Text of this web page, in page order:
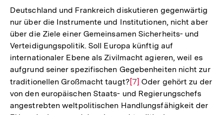
Deutschland und Frankreich diskutieren gegenwärtig
nur über die Instrumente und Institutionen, nicht aber
über die Ziele einer Gemeinsamen Sicherheits- und
Verteidigungspolitik. Soll Europa künftig auf
internationaler Ebene als Zivilmacht agieren, weil es
aufgrund seiner spezifischen Gegebenheiten nicht zur
traditionellen Großmacht taugt?Zur
Auflösung
der
[7] Oder gehört zu der
von den europäischen Staats- und Regierungschefs
angestrebten weltpolitischen Handlungsfähigkeit der